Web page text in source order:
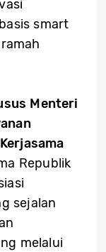
smart
Menteri
Republik
sejalan
melalui